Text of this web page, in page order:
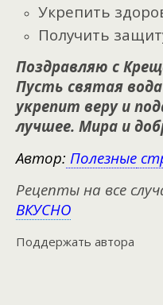
Укрепить
Получить
Поздравляю с
Пусть святая
укрепит веру и
лучшее. Мира и
Автор: Полезные
Рецепты на все
ВКУСНО
Поддержать автора